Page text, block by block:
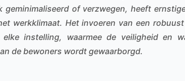
of verzwegen, heeft
werkklimaat. Het invoeren van een
instelling, waarmee de veiligheid en
de bewoners wordt gewaarborgd.